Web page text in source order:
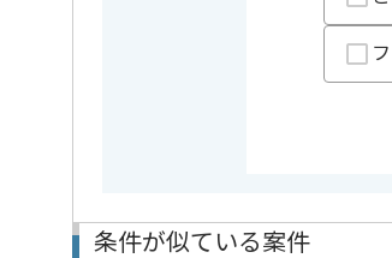
条件が似ている案件